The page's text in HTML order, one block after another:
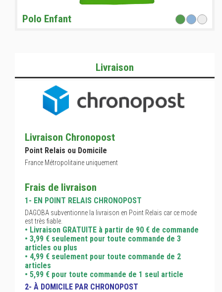
Polo Enfant
Livraison
Livraison Chronopost
Point Relais ou Domicile
France Métropolitaine uniquement
Frais de livraison
1- EN POINT RELAIS CHRONOPOST
DAGOBA subventionne la livraison en Point Relais car ce mode
est très fiable.
• Livraison GRATUITE à partir de 90 € de commande
• 3,99 € seulement pour toute commande de 3
articles ou plus
• 4,99 € seulement pour toute commande de 2
articles
• 5,99 € pour toute commande de 1 seul article
2- À DOMICILE PAR CHRONOPOST